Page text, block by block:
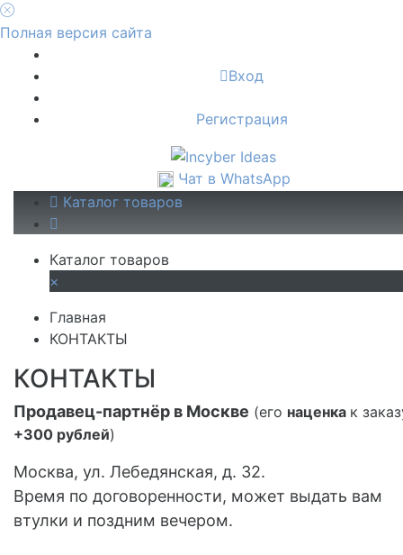
Полная версия сайта
Вход
Регистрация
Чат в WhatsApp
Каталог товаров
Каталог товаров
×
Главная
КОНТАКТЫ
КОНТАКТЫ
Продавец-партнёр в Москве (его наценка к
+300 рублей)
Москва, ул. Лебедянская, д. 32.
Время по договоренности, может выдать вам
втулки и поздним вечером.